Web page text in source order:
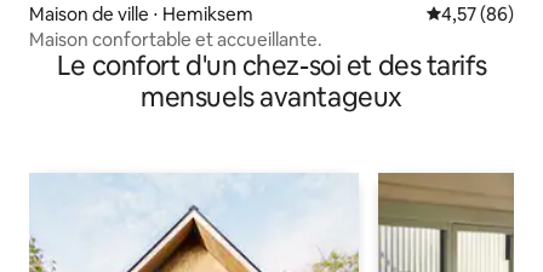
Maison de ville ⋅ Hemiksem Évaluation
4,57 (86)
Maison confortable et accueillante.
Le confort d'un chez-soi et des tarifs
mensuels avantageux